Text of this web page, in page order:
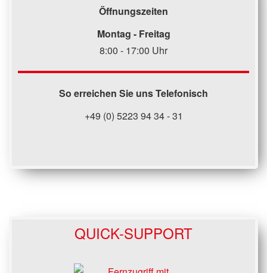
Öffnungszeiten
Montag - Freitag
8:00 - 17:00 Uhr
So erreichen Sie uns Telefonisch
+49 (0) 5223 94 34 - 31
QUICK-SUPPORT